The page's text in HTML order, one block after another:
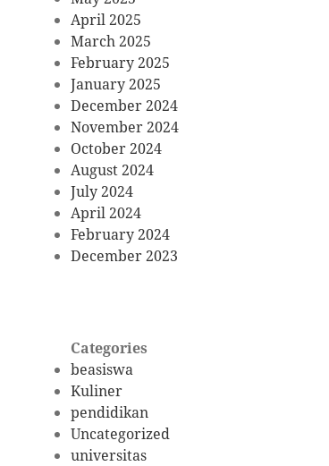
April 2025
March 2025
February 2025
January 2025
December 2024
November 2024
October 2024
August 2024
July 2024
April 2024
February 2024
December 2023
Categories
beasiswa
Kuliner
pendidikan
Uncategorized
universitas